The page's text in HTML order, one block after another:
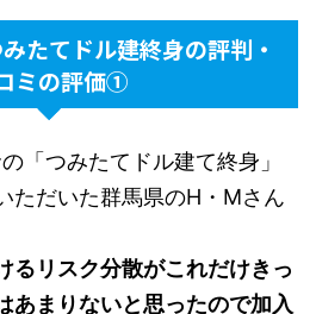
たてドル建終身の評判・
ミの評価①
「つみたてドル建て終身」
ただいた群馬県のH・Mさん
るリスク分散がこれだけきっ
あまりないと思ったので加入